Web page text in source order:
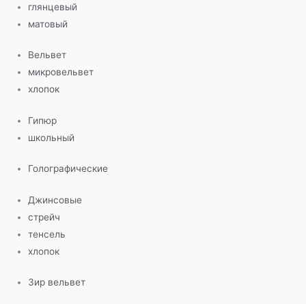
глянцевый
матовый
Вельвет
микровельвет
хлопок
Гипюр
школьный
Голографические
Джинсовые
стрейч
тенсель
хлопок
Зир вельвет